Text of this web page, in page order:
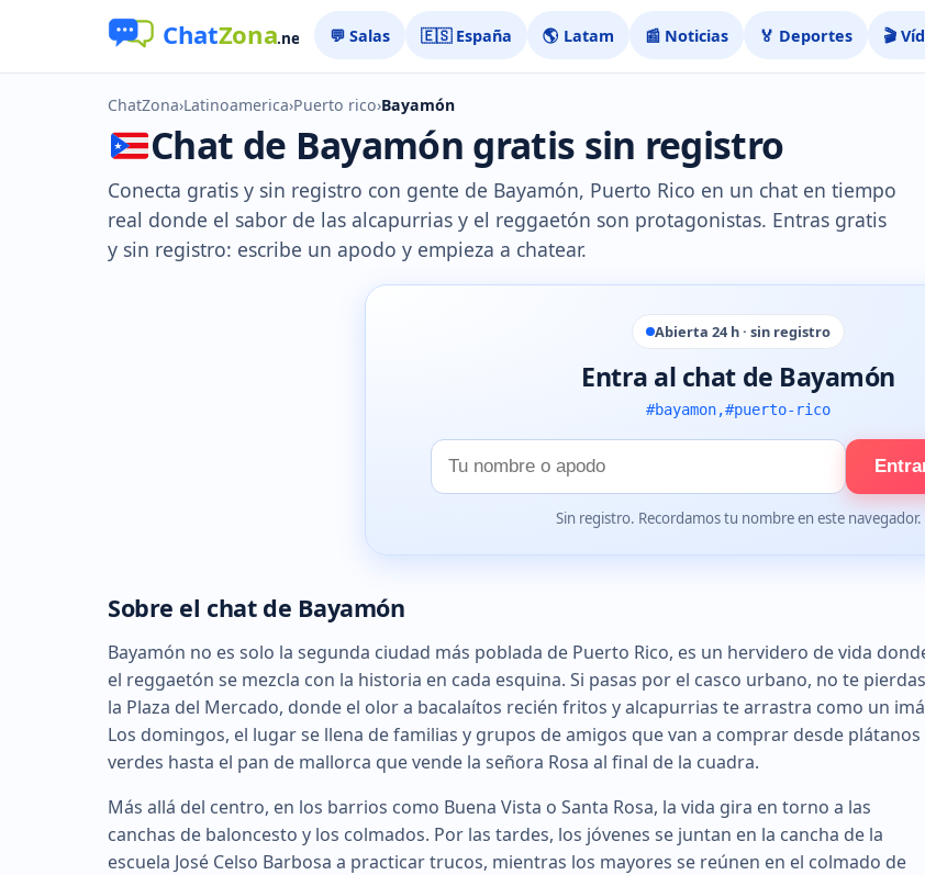
💬 Salas 🇪🇸 España 🌎 Latam 📰 Noticias 🏅 Deportes 🎬
ChatZona›Latinoamerica›Puerto rico›Bayamón
Chat de Bayamón gratis sin registro
Conecta gratis y sin registro con gente de Bayamón, Puerto Rico en un chat en tiempo
real donde el sabor de las alcapurrias y el reggaetón son protagonistas. Entras gratis
y sin registro: escribe un apodo y empieza a chatear.
Abierta 24 h · sin registro
Entra al chat de Bayamón
#bayamon,#puerto-rico
Tu
nombre
Sin registro. Recordamos tu nombre en este navegador.
Sobre el chat de Bayamón
Bayamón no es solo la segunda ciudad más poblada de Puerto Rico, es un hervidero de vida
el reggaetón se mezcla con la historia en cada esquina. Si pasas por el casco urbano, no te pierdas
la Plaza del Mercado, donde el olor a bacalaítos recién fritos y alcapurrias te arrastra como un
Los domingos, el lugar se llena de familias y grupos de amigos que van a comprar desde plátanos
verdes hasta el pan de mallorca que vende la señora Rosa al final de la cuadra.
Más allá del centro, en los barrios como Buena Vista o Santa Rosa, la vida gira en torno a las
canchas de baloncesto y los colmados. Por las tardes, los jóvenes se juntan en la cancha de la
escuela José Celso Barbosa a practicar trucos, mientras los mayores se reúnen en el colmado de